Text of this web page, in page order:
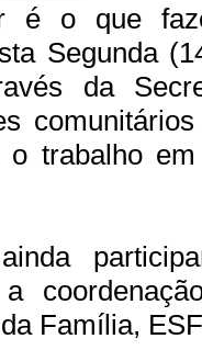
é o que
Segunda
da
o trabalho
Família,